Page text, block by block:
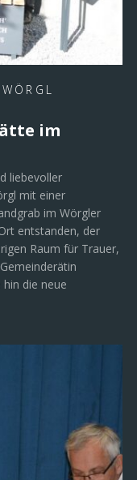
WÖRGL
im
liebevoller
mit einer
im Wörgler
entstanden, der
Raum für Trauer,
die neue